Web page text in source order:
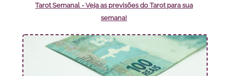
Tarot Semanal - Veja as previsões do Tarot para sua
semana!